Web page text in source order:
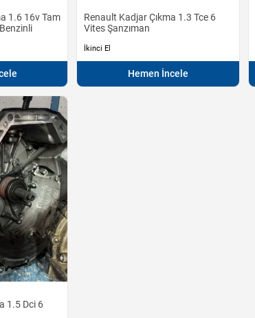
1.6 16v Tam
Renault Kadjar Çıkma 1.3 Tce 6
Vites Şanzıman
İkinci El
Hemen İncele
1.5 Dci 6